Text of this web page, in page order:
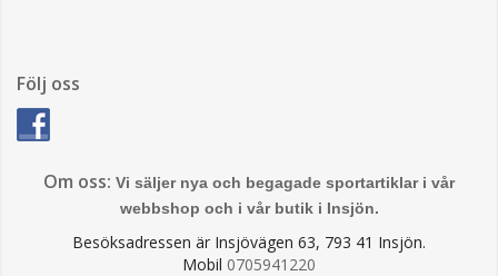
Följ oss
Om oss: Vi säljer nya och begagade sportartiklar i vår
webbshop och i vår butik i Insjön.
Besöksadressen är Insjövägen 63, 793 41 Insjön.
Mobil 0705941220